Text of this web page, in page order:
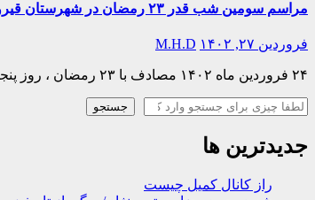
مراسم سومین شب قدر ۲۳ رمضان در شهرستان قیروکارزین
فروردین ۲۷, ۱۴۰۲ M.H.D
۲۴ فروردین ماه ۱۴۰۲ مصادف با ۲۳ رمضان ، روز پنجشنبه برابر با سومین شب قدر ، مراسم سومین شب قدر در سرتاسر شهرستان قیروکارزین همزمان با سراسر کشور برگزار…
جستجو
جستجو
جدیدترین ها
راز کانال کمیل چیست